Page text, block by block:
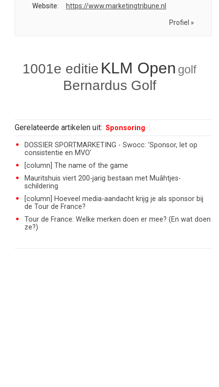
Website: https://www.marketingtribune.nl
Profiel »
1001e editie KLM Open golf
Bernardus Golf
Gerelateerde artikelen uit: Sponsoring
DOSSIER SPORTMARKETING - Swocc: 'Sponsor, let op
consistentie en MVO'
[column] The name of the game
Mauritshuis viert 200-jarig bestaan met Muâhtjes-
schildering
[column] Hoeveel media-aandacht krijg je als sponsor bij
de Tour de France?
Tour de France: Welke merken doen er mee? (En wat doen
ze?)